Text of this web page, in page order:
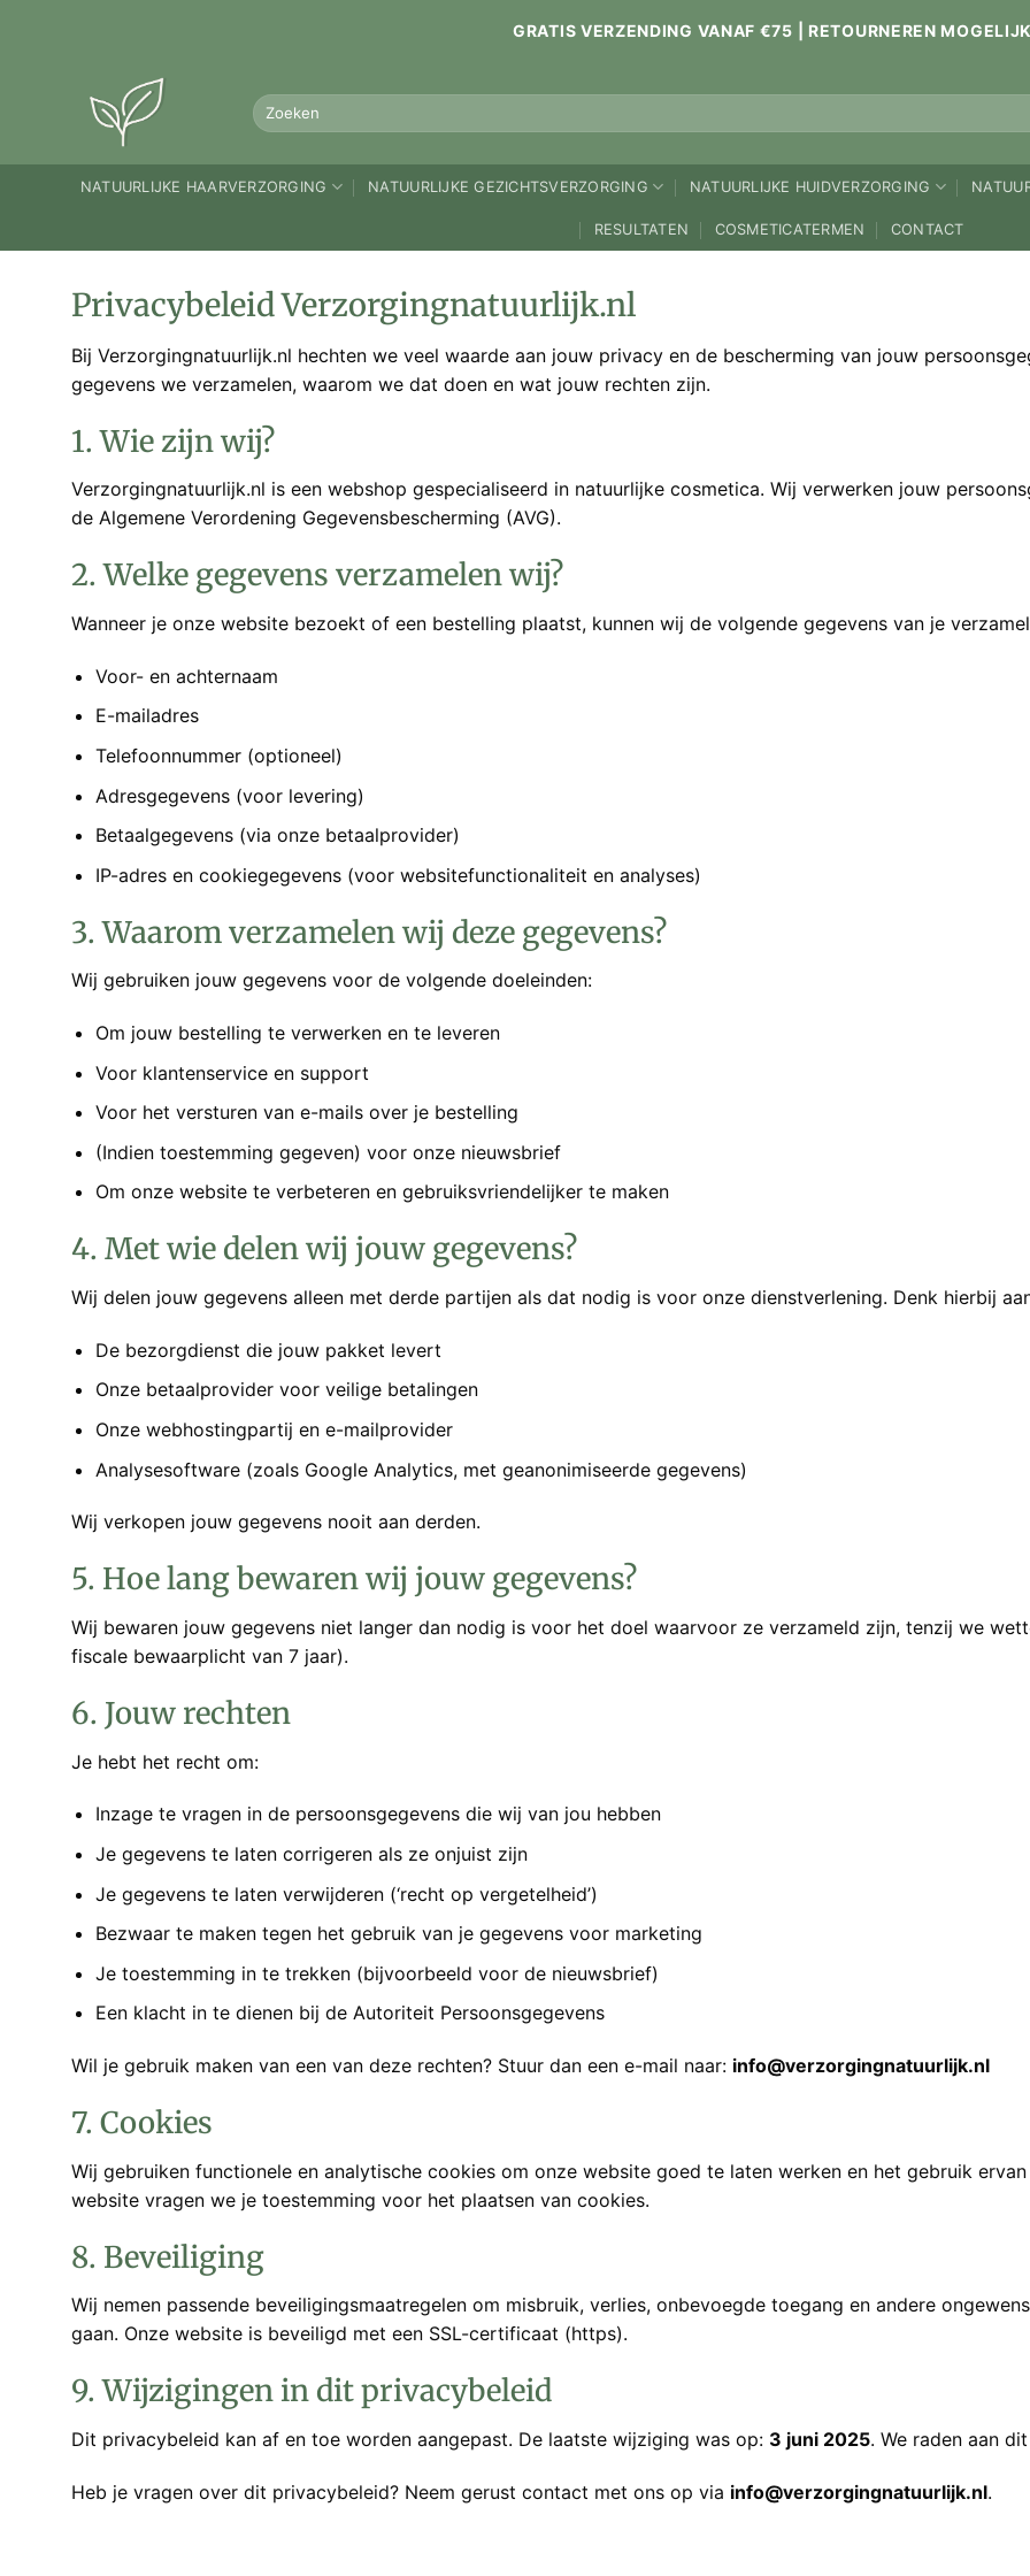
GRATIS VERZENDING VANAF €75 | RETOURNEREN
Zoeken
naar:
NATUURLIJKE HAARVERZORGING NATUURLIJKE GEZICHTSVERZORGING NATUURLIJKE HUIDVERZORGING
RESULTATEN COSMETICATERMEN CONTACT
Privacybeleid Verzorgingnatuurlijk.nl
Bij Verzorgingnatuurlijk.nl hechten we veel waarde aan jouw privacy en de bescherming van jouw
gegevens we verzamelen, waarom we dat doen en wat jouw rechten zijn.
1. Wie zijn wij?
Verzorgingnatuurlijk.nl is een webshop gespecialiseerd in natuurlijke cosmetica. Wij verwerken jouw
de Algemene Verordening Gegevensbescherming (AVG).
2. Welke gegevens verzamelen wij?
Wanneer je onze website bezoekt of een bestelling plaatst, kunnen wij de volgende gegevens van je
Voor- en achternaam
E-mailadres
Telefoonnummer (optioneel)
Adresgegevens (voor levering)
Betaalgegevens (via onze betaalprovider)
IP-adres en cookiegegevens (voor websitefunctionaliteit en analyses)
3. Waarom verzamelen wij deze gegevens?
Wij gebruiken jouw gegevens voor de volgende doeleinden:
Om jouw bestelling te verwerken en te leveren
Voor klantenservice en support
Voor het versturen van e-mails over je bestelling
(Indien toestemming gegeven) voor onze nieuwsbrief
Om onze website te verbeteren en gebruiksvriendelijker te maken
4. Met wie delen wij jouw gegevens?
Wij delen jouw gegevens alleen met derde partijen als dat nodig is voor onze dienstverlening. Denk hierbij
De bezorgdienst die jouw pakket levert
Onze betaalprovider voor veilige betalingen
Onze webhostingpartij en e-mailprovider
Analysesoftware (zoals Google Analytics, met geanonimiseerde gegevens)
Wij verkopen jouw gegevens nooit aan derden.
5. Hoe lang bewaren wij jouw gegevens?
Wij bewaren jouw gegevens niet langer dan nodig is voor het doel waarvoor ze verzameld zijn, tenzij we
fiscale bewaarplicht van 7 jaar).
6. Jouw rechten
Je hebt het recht om:
Inzage te vragen in de persoonsgegevens die wij van jou hebben
Je gegevens te laten corrigeren als ze onjuist zijn
Je gegevens te laten verwijderen (‘recht op vergetelheid’)
Bezwaar te maken tegen het gebruik van je gegevens voor marketing
Je toestemming in te trekken (bijvoorbeeld voor de nieuwsbrief)
Een klacht in te dienen bij de Autoriteit Persoonsgegevens
Wil je gebruik maken van een van deze rechten? Stuur dan een e-mail naar: info@verzorgingnatuurlijk.nl
7. Cookies
Wij gebruiken functionele en analytische cookies om onze website goed te laten werken en het gebruik
website vragen we je toestemming voor het plaatsen van cookies.
8. Beveiliging
Wij nemen passende beveiligingsmaatregelen om misbruik, verlies, onbevoegde toegang en andere
gaan. Onze website is beveiligd met een SSL-certificaat (https).
9. Wijzigingen in dit privacybeleid
Dit privacybeleid kan af en toe worden aangepast. De laatste wijziging was op: 3 juni 2025. We raden aan
Heb je vragen over dit privacybeleid? Neem gerust contact met ons op via info@verzorgingnatuurlijk.nl.